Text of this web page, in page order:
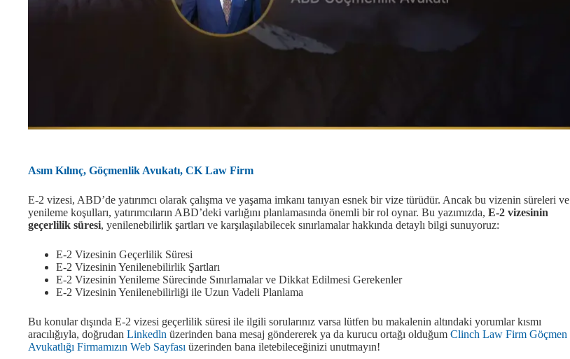
Asım Kılınç, Göçmenlik Avukatı, CK Law Firm
E-2 vizesi, ABD’de yatırımcı olarak çalışma ve yaşama imkanı tanıyan esnek bir vize türüdür. Ancak bu vizenin süreleri ve
yenileme koşulları, yatırımcıların ABD’deki varlığını planlamasında önemli bir rol oynar. Bu yazımızda, E-2 vizesinin
geçerlilik süresi, yenilenebilirlik şartları ve karşılaşılabilecek sınırlamalar hakkında detaylı bilgi sunuyoruz:
E-2 Vizesinin Geçerlilik Süresi
E-2 Vizesinin Yenilenebilirlik Şartları
E-2 Vizesinin Yenileme Sürecinde Sınırlamalar ve Dikkat Edilmesi Gerekenler
E-2 Vizesinin Yenilenebilirliği ile Uzun Vadeli Planlama
Bu konular dışında E-2 vizesi geçerlilik süresi ile ilgili sorularınız varsa lütfen bu makalenin altındaki yorumlar kısmı
aracılığıyla, doğrudan Linkedln üzerinden bana mesaj göndererek ya da kurucu ortağı olduğum Clinch Law Firm Göçmen
Avukatlığı Firmamızın Web Sayfası üzerinden bana iletebileceğinizi unutmayın!